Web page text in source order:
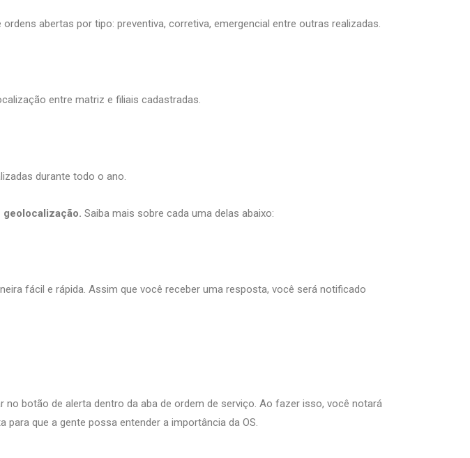
abertas por tipo: preventiva, corretiva, emergencial entre outras realizadas.
entre matriz e filiais cadastradas.
durante todo o ano.
Saiba mais sobre cada uma delas abaixo:
fácil e rápida. Assim que você receber uma resposta, você será notificado
botão de alerta dentro da aba de ordem de serviço. Ao fazer isso, você notará
que a gente possa entender a importância da OS.